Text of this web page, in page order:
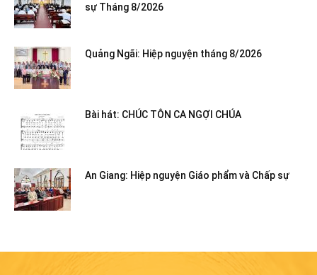
sự Tháng 8/2026
Quảng Ngãi: Hiệp nguyện tháng 8/2026
Bài hát: CHÚC TÔN CA NGỢI CHÚA
An Giang: Hiệp nguyện Giáo phẩm và Chấp sự